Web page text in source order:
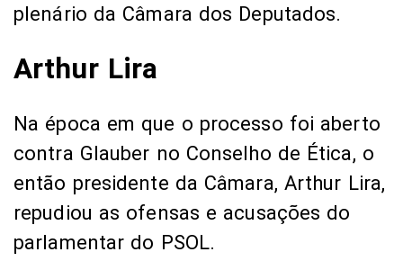
plenário da Câmara dos Deputados.
Arthur Lira
Na época em que o processo foi aberto
contra Glauber no Conselho de Ética, o
então presidente da Câmara, Arthur Lira,
repudiou as ofensas e acusações do
parlamentar do PSOL.